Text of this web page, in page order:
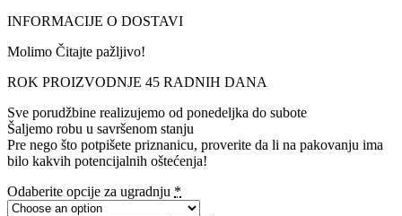
INFORMACIJE O DOSTAVI
Molimo Čitajte pažljivo!
ROK PROIZVODNJE 45 RADNIH DANA
Sve porudžbine realizujemo od ponedeljka do subote
Šaljemo robu u savršenom stanju
Pre nego što potpišete priznanicu, proverite da li na pakovanju ima
bilo kakvih potencijalnih oštećenja!
Odaberite opcije za ugradnju *